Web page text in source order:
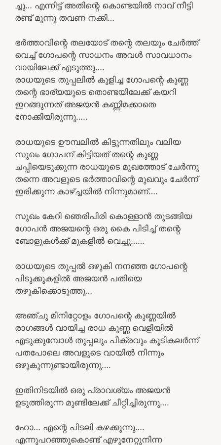
ച്ചു… എന്നിട്ട് അതിന്റെ കൊണ്ടയിൽ നാവ് നീട്ടി
രണ്ട് മൂന്നു തവണ നക്കി…
ഭർത്താവിന്റെ തലയോട് തന്റെ തലയും ചേർത്ത്
വെച്ച് ഗോപന്റെ സാധനം അവൾ സാവധാനം
വായിലേക്ക് എടുത്തു….
രാധയുടെ തുപ്പലിൽ കുളിച്ച ഗോപന്റെ കുണ്ണ
തന്റെ ഭാര്യയുടെ തൊണ്ടയിലേക്ക് കയറി
ഇറങ്ങുന്നത് അജയൻ കണ്ണിമക്കാതെ
നോക്കിയിരുന്നു…..
രാധയുടെ ഊമ്പലിൽ കിട്ടുന്നതിലും വലിയ
സുഖം ഗോപന്‌ കിട്ടിയത് തന്റെ കുണ്ണ
ചപ്പിയെടുക്കുന്ന രാധയുടെ മുഖത്തോട് ചേർന്നു
തന്നെ അവളുടെ ഭർത്താവിന്റെ മുഖവും ചേർന്ന്
ഇരിക്കുന്ന കാഴ്ച്ചയിൽ നിന്നുമാണ്….
സുഖം കേറി ഞെരിപിരി കൊള്ളാൻ തുടങ്ങിയ
ഗോപൻ അജയന്റെ ഒരു കൈ പിടിച്ച് തന്റെ
ബോളുകൾക്ക് മുകളിൽ വെച്ചു……
രാധയുടെ തുപ്പൽ ഒഴുകി നനഞ്ഞ ഗോപന്റെ
പിടുക്കുകളിൽ അജയൻ പതിയെ
തഴുകിക്കൊടുത്തു…
അഞ്ചു മിനിറ്റോളം ഗോപന്റെ കുണ്ണയിൽ
രാഗങ്ങൾ വായിച്ച രാധ കുണ്ണ വെളിയിൽ
എടുക്കുമ്പോൾ തുപ്പലും പീക്രവും കൂടികലർന്ന്‌
പതപോലെ അവളുടെ വായിൽ നിന്നും
ഒഴുകുന്നുണ്ടായിരുന്നു….
ഇതിനിടയിൽ ഒരു പ്രാവശ്യം അജയൻ
ഉടുത്തിരുന്ന മുണ്ടിലേക്ക് ചീറ്റിച്ചിരുന്നു….
ഹോ… എന്റെ പിടലി കഴക്കുന്നു….
എന്നുപറഞ്ഞുകൊണ്ട് എഴുനേറ്റുനിന്ന